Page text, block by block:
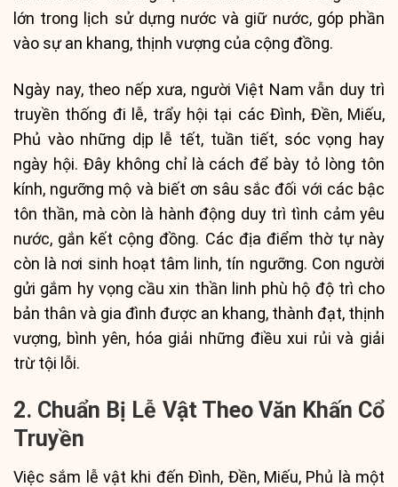
lớn trong lịch sử dựng nước và giữ nước, góp phần
vào sự an khang, thịnh vượng của cộng đồng.
Ngày nay, theo nếp xưa, người Việt Nam vẫn duy trì
truyền thống đi lễ, trẩy hội tại các Đình, Đền, Miếu,
Phủ vào những dịp lễ tết, tuần tiết, sóc vọng hay
ngày hội. Đây không chỉ là cách để bày tỏ lòng tôn
kính, ngưỡng mộ và biết ơn sâu sắc đối với các bậc
tôn thần, mà còn là hành động duy trì tình cảm yêu
nước, gắn kết cộng đồng. Các địa điểm thờ tự này
còn là nơi sinh hoạt tâm linh, tín ngưỡng. Con người
gửi gắm hy vọng cầu xin thần linh phù hộ độ trì cho
bản thân và gia đình được an khang, thành đạt, thịnh
vượng, bình yên, hóa giải những điều xui rủi và giải
trừ tội lỗi.
2. Chuẩn Bị Lễ Vật Theo Văn Khấn Cổ
Truyền
Việc sắm lễ vật khi đến Đình, Đền, Miếu, Phủ là một